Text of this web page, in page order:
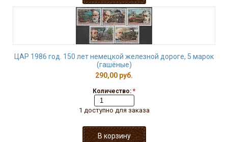
ЦАР 1986 год. 150 лет немецкой железной дороге, 5 марок
(гашёные)
290,00 руб.
Количество: *
1 доступно для заказа